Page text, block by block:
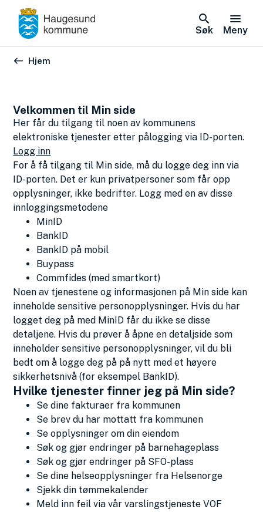
Søk Meny
Du er her:
Hjem
Velkommen til Min side
Her får du tilgang til noen av kommunens
elektroniske tjenester etter pålogging via ID-porten.
Logg inn
For å få tilgang til Min side, må du logge deg inn via
ID-porten. Det er kun privatpersoner som får opp
opplysninger, ikke bedrifter. Logg med en av disse
innloggingsmetodene
MinID
BankID
BankID på mobil
Buypass
Commfides (med smartkort)
Noen av tjenestene og informasjonen på Min side kan
inneholde sensitive personopplysninger. Hvis du har
logget deg på med MinID får du ikke se disse
detaljene. Hvis du prøver å åpne en detaljside som
inneholder sensitive personopplysninger, vil du bli
bedt om å logge deg på på nytt med et høyere
sikkerhetsnivå (for eksempel BankID).
Hvilke tjenester finner jeg på Min side?
Se dine fakturaer fra kommunen
Se brev du har mottatt fra kommunen
Se opplysninger om din eiendom
Søk og gjør endringer på barnehageplass
Søk og gjør endringer på SFO-plass
Se dine helseopplysninger fra Helsenorge
Sjekk din tømmekalender
Meld inn feil via vår varslingstjeneste VOF